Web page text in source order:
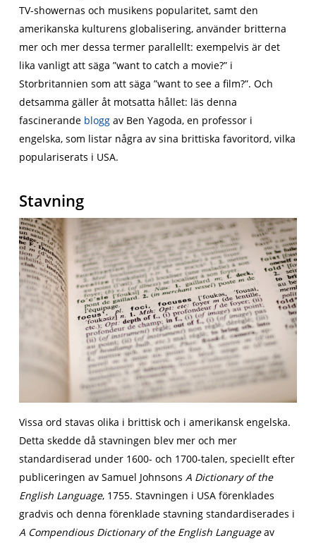
TV-showernas och musikens popularitet, samt den
amerikanska kulturens globalisering, använder britterna
mer och mer dessa termer parallellt: exempelvis är det
lika vanligt att säga ”want to catch a movie?” i
Storbritannien som att säga ”want to see a film?”. Och
detsamma gäller åt motsatta hållet: läs denna
fascinerande bloggav Ben Yagoda, en professor i
engelska, som listar några av sina brittiska favoritord, vilka
populariserats i USA.
Stavning
Vissa ord stavas olika i brittisk och i amerikansk engelska.
Detta skedde då stavningen blev mer och mer
standardiserad under 1600- och 1700-talen, speciellt efter
publiceringen av Samuel Johnsons A Dictionary of the
English Language, 1755. Stavningen i USA förenklades
gradvis och denna förenklade stavning standardiserades i
A Compendious Dictionary of the English Languageav